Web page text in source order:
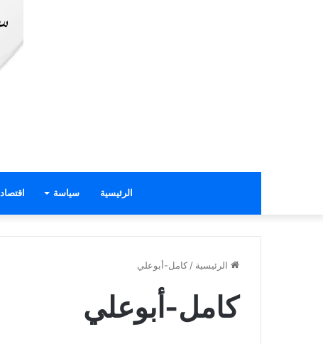
الرئيسية سياسة اقتصاد
الرئيسية / كامل-أبوعلي
كامل-أبوعلي